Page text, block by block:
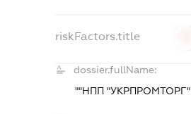
riskFactors.title
dossier.fullName:
""НПП "УКРПРОМТОРГ"